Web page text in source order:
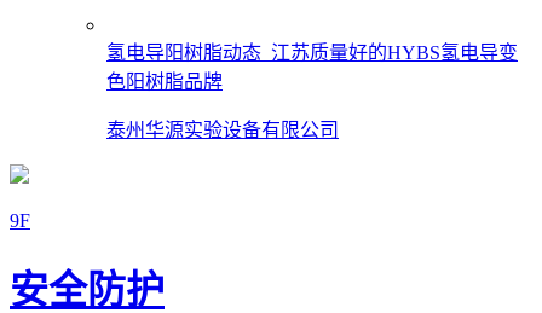
氢电导阳树脂动态_江苏质量好的HYBS氢电导变
色阳树脂品牌
泰州华源实验设备有限公司
9F
安全防护